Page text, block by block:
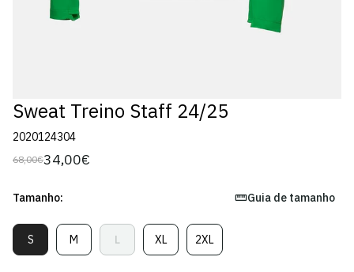
Sweat Treino Staff 24/25
2020124304
Preço
68,00€
Preço
venda
34,00€
Tamanho: Guia de tamanho
SVariante
Esgotada
MVariante
Esgotada
LVariante
Esgotada
XLVariante
Esgotada
2XLVariante
Esgotada